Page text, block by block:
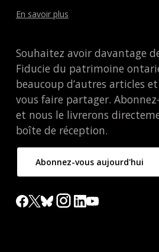
En savoir plus
Souhaitez avoir davantage
Fiducie du patrimoine
beaucoup d’autres articles
vous faire partager.
et nous le livrerons
boîte de réception.
Abonnez-vous aujourd'hui